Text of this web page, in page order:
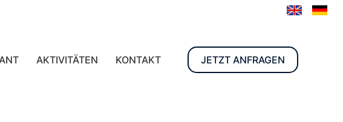
AKTIVITÄTEN KONTAKT JETZT ANFRAGEN